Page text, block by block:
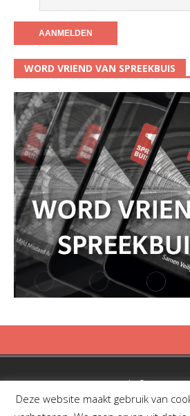
WORD VRIEND VAN SPREEKBUIS
Copyright © 2019
Deze website maakt gebruik van